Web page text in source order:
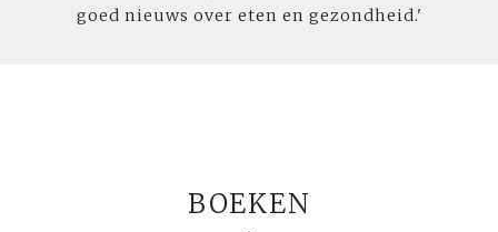
goed nieuws over eten en gezondheid.'
BOEKEN